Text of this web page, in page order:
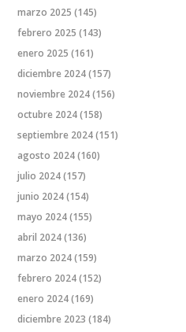
marzo 2025 (145)
febrero 2025 (143)
enero 2025 (161)
diciembre 2024(157)
noviembre 2024(156)
octubre 2024(158)
septiembre 2024(151)
agosto 2024(160)
julio 2024(157)
junio 2024(154)
mayo 2024(155)
abril 2024(136)
marzo 2024(159)
febrero 2024(152)
enero 2024(169)
diciembre 2023 (184)